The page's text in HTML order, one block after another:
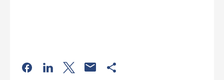
Odkaz se otevře na nové kartě
Odkaz se otevře na nové kartě
Odkaz se otevře na nové kartě